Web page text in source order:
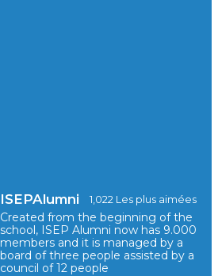
ISEPAlumni 1,022 Les plus aimées
Created from the beginning of the
school, ISEP Alumni now has 9.000
members and it is managed by a
board of three people assisted by a
council of 12 people